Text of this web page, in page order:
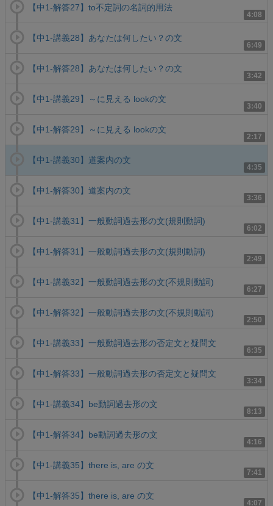
4:08
【中1-解答27】to不定詞の名詞的用法
6:49
【中1-講義28】あなたは何したい？の文
3:42
【中1-解答28】あなたは何したい？の文
3:40
【中1-講義29】～に見える lookの文
2:17
【中1-解答29】～に見える lookの文
4:35
【中1-講義30】道案内の文
3:36
【中1-解答30】道案内の文
6:02
【中1-講義31】一般動詞過去形の文(規則動詞)
2:49
【中1-解答31】一般動詞過去形の文(規則動詞)
6:27
【中1-講義32】一般動詞過去形の文(不規則動詞)
2:50
【中1-解答32】一般動詞過去形の文(不規則動詞)
6:35
【中1-講義33】一般動詞過去形の否定文と疑問文
3:34
【中1-解答33】一般動詞過去形の否定文と疑問文
8:13
【中1-講義34】be動詞過去形の文
4:16
【中1-解答34】be動詞過去形の文
7:41
【中1-講義35】there is, are の文
4:07
【中1-解答35】there is, are の文